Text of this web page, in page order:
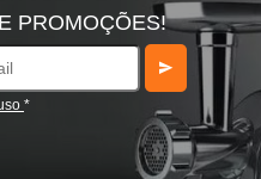
PROMOÇÕES!
*